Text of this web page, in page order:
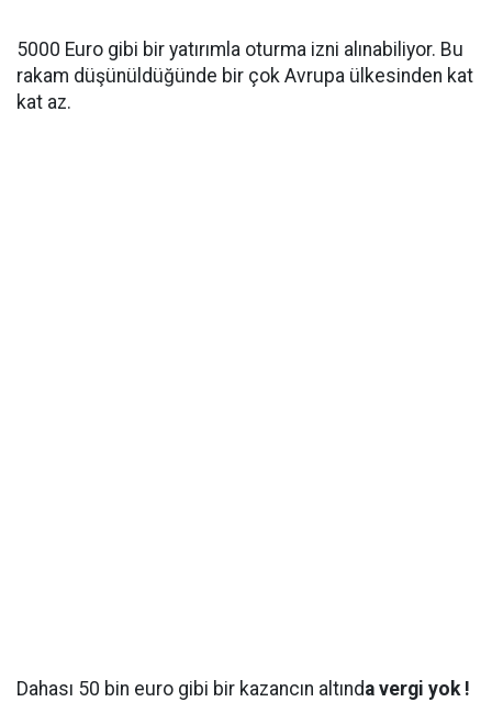
5000 Euro gibi bir yatırımla oturma izni alınabiliyor. Bu
rakam düşünüldüğünde bir çok Avrupa ülkesinden kat
kat az.
Dahası 50 bin euro gibi bir kazancın altında vergi yok !